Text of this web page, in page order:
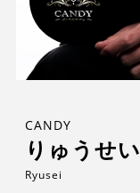
CANDY
りゅうせい
Ryusei